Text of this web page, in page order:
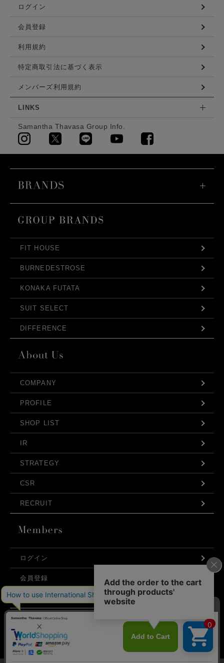
ログイン
会員登録
利用規約
特定商取引法に基づく表示
メンバーズ利用規約
LINKS
Samantha Thavasa Group Info.
FIT HOUSE
BURNEDESTROSE
KONAKA FUTATA
SUIT SELECT
DIFFERENCE
COMPANY
PROFILE
SHOP LIST
IR
STRATEGY
CSR
RECRUIT
ログイン
会員登録
利用規約
お問い合わせ
プライバシーポリシー
弊社はCookieを利用し、Webの利便性向上に努め
ております。「承諾する」をクリックしていただ
くと、お客様に最適な内容を提供することが可能
承諾する